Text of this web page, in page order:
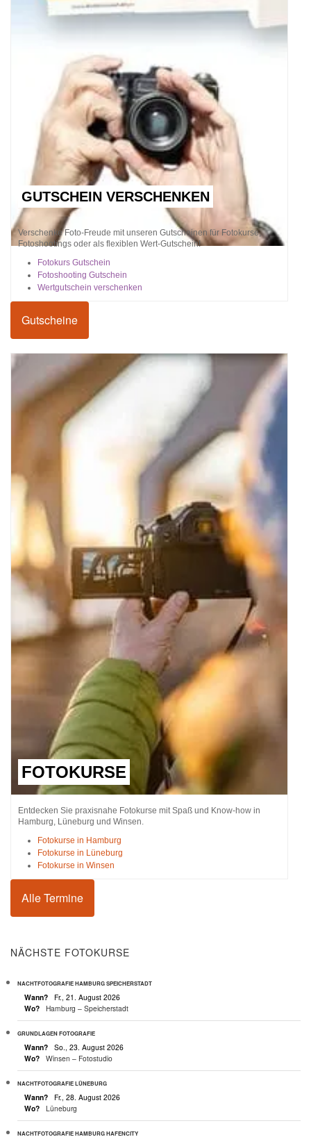
GUTSCHEIN VERSCHENKEN
Verschenke Foto-Freude mit unseren Gutscheinen für Fotokurse,
Fotoshootings oder als flexiblen Wert-Gutschein!
Fotokurs Gutschein
Fotoshooting Gutschein
Wertgutschein verschenken
Gutscheine
FOTOKURSE
Entdecken Sie praxisnahe Fotokurse mit Spaß und Know-how in
Hamburg, Lüneburg und Winsen.
Fotokurse in Hamburg
Fotokurse in Lüneburg
Fotokurse in Winsen
Alle Termine
NÄCHSTE FOTOKURSE
NACHTFOTOGRAFIE HAMBURG SPEICHERSTADT
Wann?
Fr., 21. August 2026
Wo?
Hamburg – Speicherstadt
GRUNDLAGEN FOTOGRAFIE
Wann?
So., 23. August 2026
Wo?
Winsen – Fotostudio
NACHTFOTOGRAFIE LÜNEBURG
Wann?
Fr., 28. August 2026
Wo?
Lüneburg
NACHTFOTOGRAFIE HAMBURG HAFENCITY